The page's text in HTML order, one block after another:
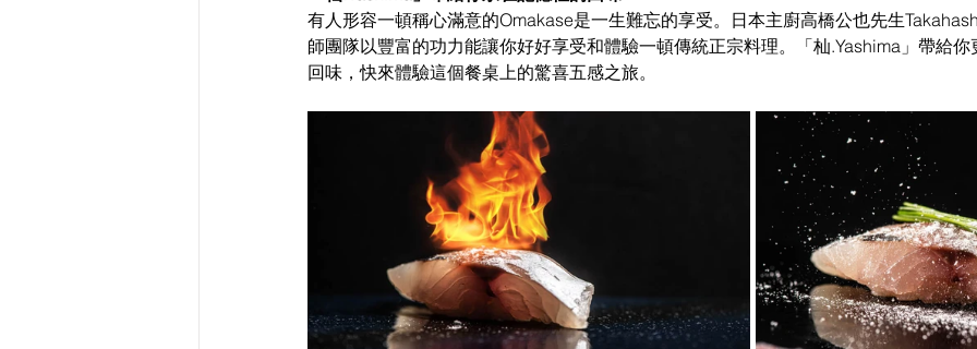
有人形容一頓稱心滿意的Omakase是一生難忘的享受。日本主廚高橋公也先生
師團隊以豐富的功力能讓你好好享受和體驗一頓傳統正宗料理。「杣.Yashima」帶給你
回味，快來體驗這個餐桌上的驚喜五感之旅。